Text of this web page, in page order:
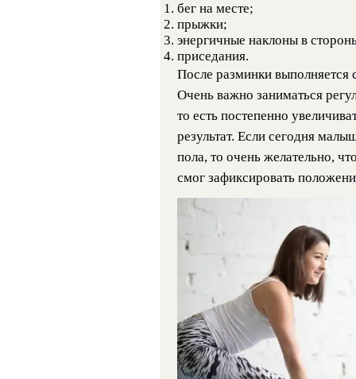
бег на месте;
прыжки;
энергичные наклоны в
приседания.
После разминки выполняется
Очень важно заниматься
то есть постепенно
результат. Если сегодня
пола, то очень желательно,
смог зафиксировать